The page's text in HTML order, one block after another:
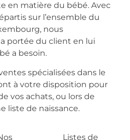
en matière du bébé. Avec
sur l’ensemble du
nous
portée du client en lui
a besoin.
spécialisées dans le
à votre disposition pour
vos achats, ou lors de
liste de naissance.
Listes de